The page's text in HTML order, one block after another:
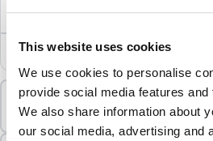
This website uses cookies
We use cookies to personalise
provide social media features
We also share information about
our social media, advertising and
10 €22,83
25 €20,57
Mindestbestellung
1 Einheiten